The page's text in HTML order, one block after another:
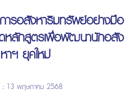
ารอสังหาริมทรัพย์อย่างมือ
หลักสูตรเพื่อพัฒนานักอสัง
หาฯ ยุคใหม่
: 13 พฤษภาคม 2568